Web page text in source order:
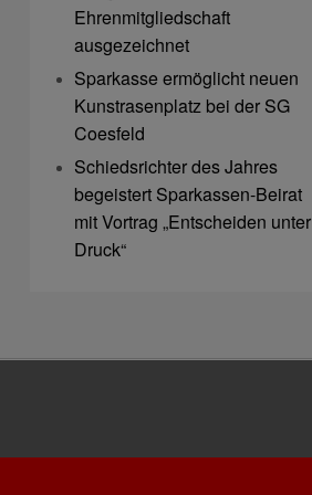
Ehrenmitgliedschaft
ausgezeichnet
Sparkasse ermöglicht neuen
Kunstrasenplatz bei der SG
Coesfeld
Schiedsrichter des Jahres
begeistert Sparkassen-Beirat
mit Vortrag „Entscheiden unter
Druck“